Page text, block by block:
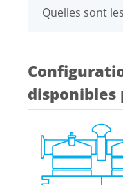
Quelles sont
disponibles